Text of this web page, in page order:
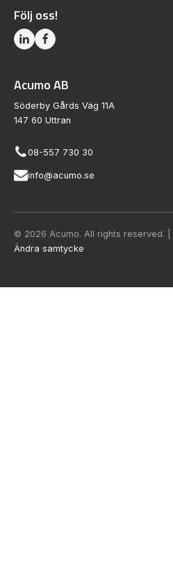
Följ oss!
Acumo AB
Söderby Gårds Väg 11A
147 60 Uttran
08-557 730 30
info@acumo.se
© 2026 Acumo. All rights reserved. |
Ändra samtycke